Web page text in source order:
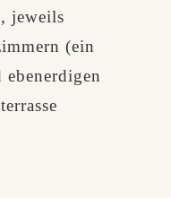
jeweils
(ein